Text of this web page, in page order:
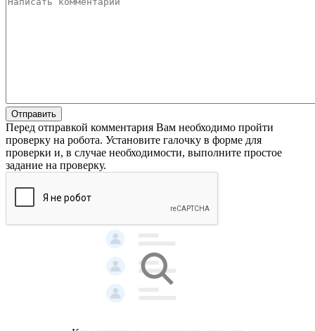
Отправить
Перед отправкой комментария Вам необходимо пройти
проверку на робота. Установите галочку в форме для
проверки и, в случае необходимости, выполните простое
задание на проверку.